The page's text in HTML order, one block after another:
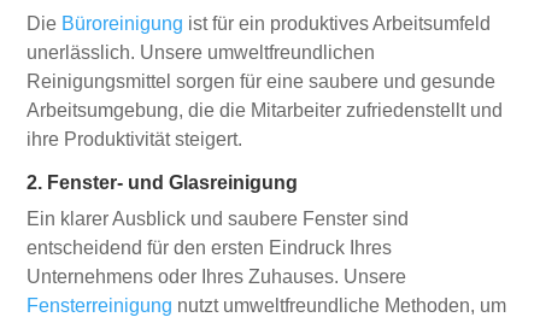
Die Büroreinigung ist für ein produktives Arbeitsumfeld
unerlässlich. Unsere umweltfreundlichen
Reinigungsmittel sorgen für eine saubere und gesunde
Arbeitsumgebung, die die Mitarbeiter zufriedenstellt und
ihre Produktivität steigert.
2. Fenster- und Glasreinigung
Ein klarer Ausblick und saubere Fenster sind
entscheidend für den ersten Eindruck Ihres
Unternehmens oder Ihres Zuhauses. Unsere
Fensterreinigung nutzt umweltfreundliche Methoden, um